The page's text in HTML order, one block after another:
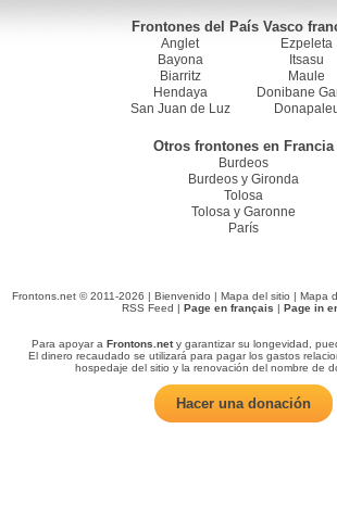
Frontones del País Vasco
Anglet
Bayona
Biarritz
Hendaya
San Juan de Luz
Ezpeleta
Itsasu
Maule
Donibane
Otros frontones en Francia
Burdeos
Burdeos y Gironda
Tolosa
Tolosa y Garonne
París
Frontons.net © 2011-2026 | Bienvenido | Mapa del sitio | Mapa
RSS Feed | Page en français | Page in
Para apoyar a Frontons.nety garantizar su longevidad,
El dinero recaudado se utilizará para pagar los gastos
hospedaje del sitio y la renovación del nombre de
Hacer una donación